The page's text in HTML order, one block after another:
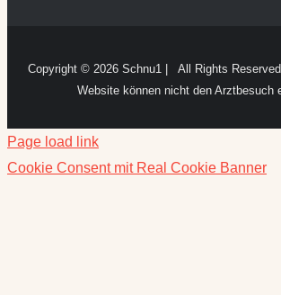
Copyright © 2026 Schnu1 | All Rights
Website können nicht den Arztbesuch
Page load link
Cookie Consent mit Real Cookie Banner